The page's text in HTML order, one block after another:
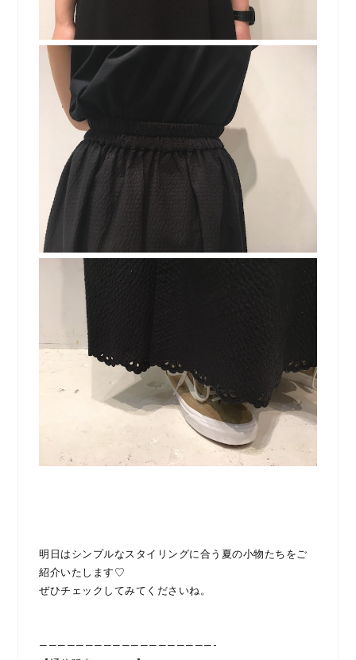
明日はシンプルなスタイリングに合う夏の小物たちをご
紹介いたします♡
ぜひチェックしてみてくださいね。
———————————————————-